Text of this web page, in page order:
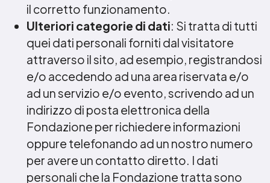
il corretto funzionamento.
Ulteriori categorie di dati: Si tratta di tutti
quei dati personali forniti dal visitatore
attraverso il sito, ad esempio, registrandosi
e/o accedendo ad una area riservata e/o
ad un servizio e/o evento, scrivendo ad un
indirizzo di posta elettronica della
Fondazione per richiedere informazioni
oppure telefonando ad un nostro numero
per avere un contatto diretto. I dati
personali che la Fondazione tratta sono